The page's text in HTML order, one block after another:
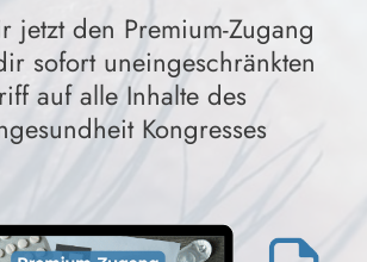
jetzt den Premium-Zugang
sofort uneingeschränkten
auf alle Inhalte des
Kongresses